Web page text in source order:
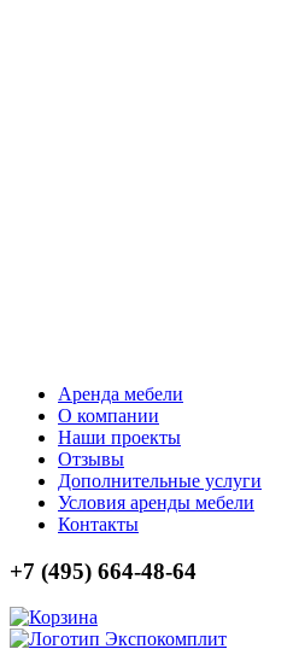
Аренда мебели
О компании
Наши проекты
Отзывы
Дополнительные услуги
Условия аренды мебели
Контакты
+7 (495) 664-48-64